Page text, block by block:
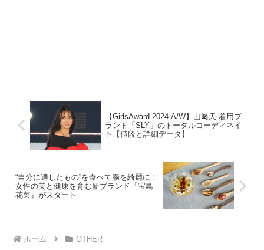
【GirlsAward 2024 A/W】山﨑天 着用ブ
ランド「SLY」のトータルコーディネイ
ト【値段と詳細データ】
“自分に適したもの”を食べて腸を綺麗に！
女性の美と健康を育む新ブランド『宝鳥
花菜』がスタート
ホーム OTHER